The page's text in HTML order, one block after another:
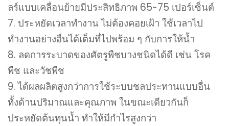
ลร์แบบเคลื่อนย้ายมีประสิทธิภาพ 65-75 เปอร์เซ็นต์
7. ประหยัดเวลาทำงาน ไม่ต้องคอยเฝ้า ใช้เวลาไป
ทำงานอย่างอื่นได้เต็มที่ไปพร้อม ๆ กับการให้น้ำ
8. ลดการระบาดของศัตรูพืชบางชนิดได้ดี เช่น โรค
พืช และวัชพืช
9. ได้ผลผลิตสูงกว่าการใช้ระบบชลประทานแบบอื่น
ทั้งด้านปริมาณและคุณภาพ ในขณะเดียวกันก็
ประหยัดต้นทุนน้ำ ทำให้มีกำไรสูงกว่า